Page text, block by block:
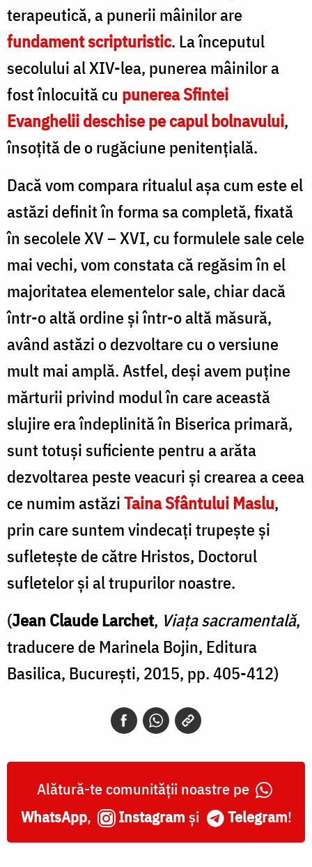
terapeutică, a punerii mâinilor are
fundament scripturistic. La începutul
secolului al XIV-lea, punerea mâinilor a
fost înlocuită cu punerea Sfintei
Evanghelii deschise pe capul bolnavului,
însoțită de o rugăciune penitențială.
Dacă vom compara ritualul așa cum este el
astăzi definit în forma sa completă, fixată
în secolele XV – XVI, cu formulele sale cele
mai vechi, vom constata că regăsim în el
majoritatea elementelor sale, chiar dacă
într-o altă ordine și într-o altă măsură,
având astăzi o dezvoltare cu o versiune
mult mai amplă. Astfel, deși avem puține
mărturii privind modul în care această
slujire era îndeplinită în Biserica primară,
sunt totuși suficiente pentru a arăta
dezvoltarea peste veacuri și crearea a ceea
ce numim astăziTaina Sfântului Maslu,
prin care suntem vindecați trupește și
sufletește de către Hristos, Doctorul
sufletelor și al trupurilor noastre.
(Jean Claude Larchet, Viața sacramentală,
traducere de Marinela Bojin, Editura
Basilica, București, 2015, pp. 405-412)
Alătură-te comunității noastre pe
WhatsApp, Instagram și Telegram!